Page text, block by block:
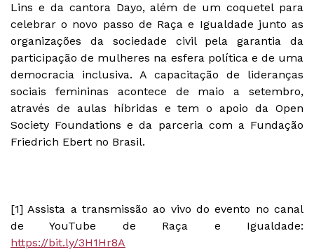
Lins e da cantora Dayo, além de um coquetel para
celebrar o novo passo de Raça e Igualdade junto as
organizações da sociedade civil pela garantia da
participação de mulheres na esfera política e de uma
democracia inclusiva. A capacitação de lideranças
sociais femininas acontece de maio a setembro,
através de aulas híbridas e tem o apoio da Open
Society Foundations e da parceria com a Fundação
Friedrich Ebert no Brasil.
[1] Assista a transmissão ao vivo do evento no canal
de YouTube de Raça e Igualdade:
https://bit.ly/3H1Hr8A